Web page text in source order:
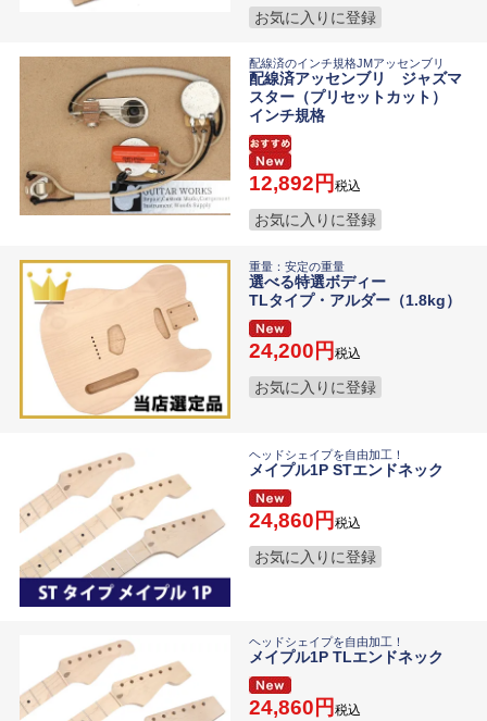
お気に入りに登録
配線済のインチ規格JMアッセンブリ
配線済アッセンブリ ジャズマ
スター（プリセットカット）
インチ規格
12,892 税込
お気に入りに登録
重量：安定の重量
選べる特選ボディー
TLタイプ・アルダー（1.8kg）
24,200 税込
お気に入りに登録
ヘッドシェイプを自由加工！
メイプル1P STエンドネック
24,860 税込
お気に入りに登録
ヘッドシェイプを自由加工！
メイプル1P TLエンドネック
24,860 税込